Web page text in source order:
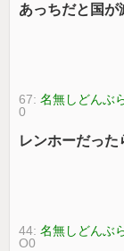
あっちだと国が
67:名無しどんぶ
0
レンホーだった
44:名無しどんぶ
O0